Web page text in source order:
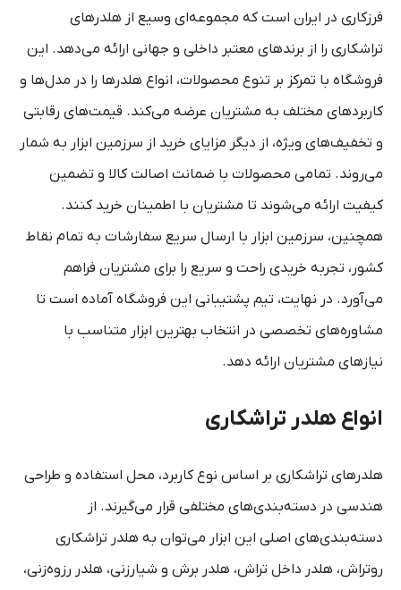
فرزکاری در ایران است که مجموعه‌ای وسیع از هلدرهای
تراشکاری را از برندهای معتبر داخلی و جهانی ارائه می‌دهد. این
فروشگاه با تمرکز بر تنوع محصولات، انواع هلدرها را در مدل‌ها و
کاربردهای مختلف به مشتریان عرضه می‌کند. قیمت‌های رقابتی
و تخفیف‌های ویژه، از دیگر مزایای خرید از سرزمین ابزار به شمار
می‌روند. تمامی محصولات با ضمانت اصالت کالا و تضمین
کیفیت ارائه می‌شوند تا مشتریان با اطمینان خرید کنند.
همچنین، سرزمین ابزار با ارسال سریع سفارشات به تمام نقاط
کشور، تجربه خریدی راحت و سریع را برای مشتریان فراهم
می‌آورد. در نهایت، تیم پشتیبانی این فروشگاه آماده است تا
مشاوره‌های تخصصی در انتخاب بهترین ابزار متناسب با
نیازهای مشتریان ارائه دهد.
انواع هلدر تراشکاری
هلدرهای تراشکاری بر اساس نوع کاربرد، محل استفاده و طراحی
هندسی در دسته‌بندی‌های مختلفی قرار می‌گیرند. از
دسته‌بندی‌های اصلی این ابزار می‌توان به هلدر تراشکاری
روتراش، هلدر داخل تراش، هلدر برش و شیارزنی، هلدر رزوه‌زنی،